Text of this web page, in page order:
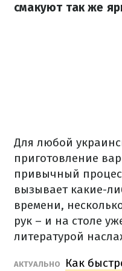
смакуют так же
Для любой
приготовление
привычный
вызывает какие-
времени,
рук – и на столе
литературой
АКТУАЛЬНО
Как